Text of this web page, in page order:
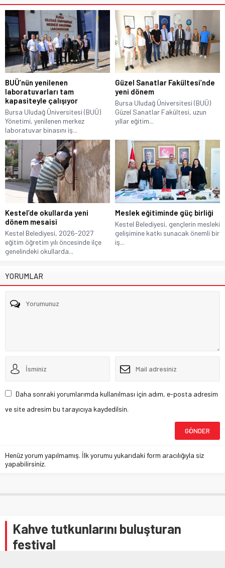
BUÜ’nün yenilenen
laboratuvarları tam
kapasiteyle çalışıyor
Bursa Uludağ Üniversitesi (BUÜ)
Yönetimi, yenilenen merkez
laboratuvar binasını iş...
Güzel Sanatlar Fakültesi’nde
yeni dönem
Bursa Uludağ Üniversitesi (BUÜ)
Güzel Sanatlar Fakültesi, uzun
yıllar eğitim...
Kestel’de okullarda yeni
dönem mesaisi
Kestel Belediyesi, 2026-2027
eğitim öğretim yılı öncesinde ilçe
genelindeki okullarda...
Meslek eğitiminde güç birliği
Kestel Belediyesi, gençlerin mesleki
gelişimine katkı sunacak önemli bir
iş...
YORUMLAR
Daha sonraki yorumlarımda kullanılması için adım, e-posta adresim
ve site adresim bu tarayıcıya kaydedilsin.
Henüz yorum yapılmamış. İlk yorumu yukarıdaki form aracılığıyla siz
yapabilirsiniz.
Kahve tutkunlarını buluşturan
festival